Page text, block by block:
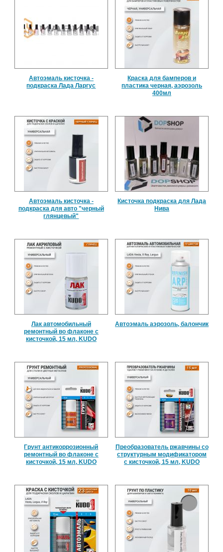
Автоэмаль кисточка -
подкраска Лада Ларгус
Краска для бамперов и
пластика черная, аэрозоль
400мл
Автоэмаль кисточка -
подкраска для авто "черный
глянцевый"
Кисточка подкраска для Лада
Нива
Лак автомобильный
ремонтный во флаконе с
кисточкой, 15 мл, KUDO
Автоэмаль аэрозоль, балончик
Грунт антикоррозионный
ремонтный во флаконе с
кисточкой, 15 мл, KUDO
Преобразователь ржавчины со
структурным модификатором
с кисточкой, 15 мл, KUDO